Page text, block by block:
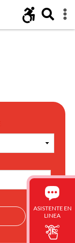
ASISTENTE EN
LINEA